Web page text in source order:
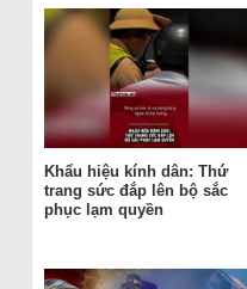
Khẩu hiệu kính dân: Thứ
trang sức đắp lên bộ sắc
phục lạm quyền